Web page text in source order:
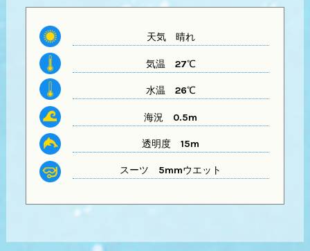
天気晴れ
気温 27℃
水温 26℃
海況 0.5m
透明度 15m
スーツ 5mmウエット